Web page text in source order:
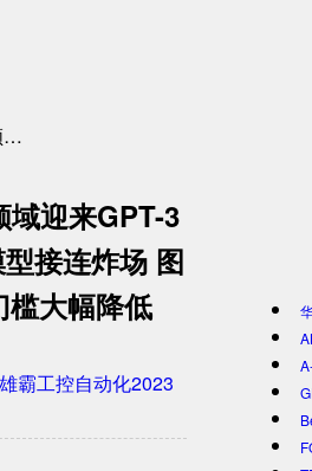
…
域迎来GPT-3
接连炸场 图
槛大幅降低
雄霸工控自动化2023